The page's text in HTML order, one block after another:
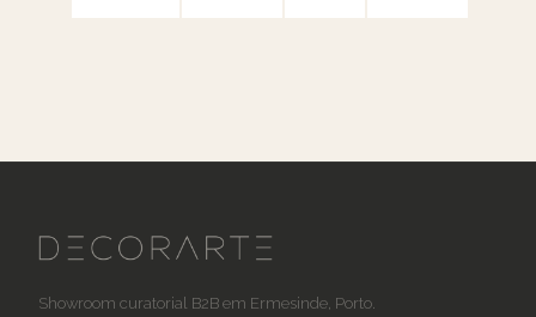
Showroom curatorial B2B em Ermesinde, Porto.